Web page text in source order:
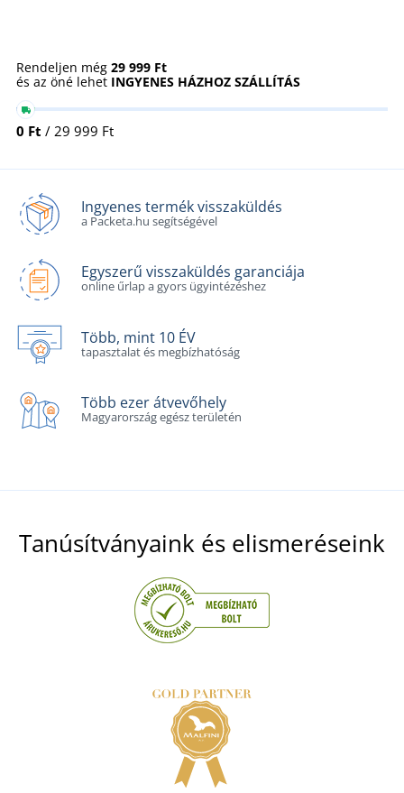
Rendeljen még 29 999 Ft
és az öné lehet INGYENES HÁZHOZ SZÁLLÍTÁS
0 Ft / 29 999 Ft
Ingyenes termék visszaküldés
a Packeta.hu segítségével
Egyszerű visszaküldés garanciája
online űrlap a gyors ügyintézéshez
Több, mint 10 ÉV
tapasztalat és megbízhatóság
Több ezer átvevőhely
Magyarország egész területén
Tanúsítványaink és elismeréseink